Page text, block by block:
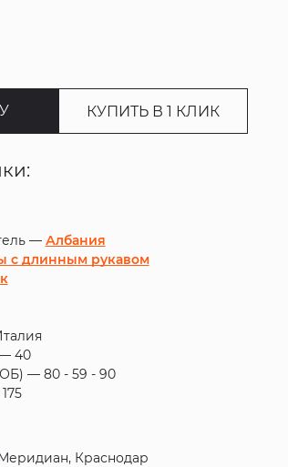
КУПИТЬ В 1 КЛИК
— Албания
с длинным рукавом
40
ОБ) — 80 - 59 - 90
175
Краснодар